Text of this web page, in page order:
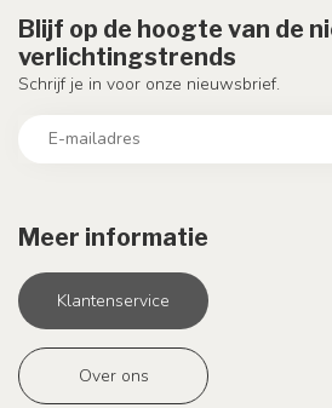
Meer informatie
Klantenservice
Over ons
Blijf op de hoogte van de
verlichtingstrends
Schrijf je in voor onze nieuwsbrief.